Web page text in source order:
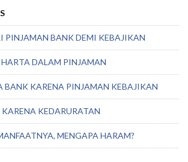
PINJAMAN BANK DEMI KEBAJIKAN
DALAM PINJAMAN
BANK KARENA PINJAMAN KEBAJIKAN
KEDARURATAN
MENGAPA HARAM?